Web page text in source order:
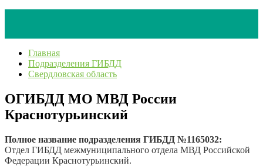
Главная
Подразделения ГИБДД
Свердловская область
ОГИБДД МО МВД России
Краснотурьинский
Полное название подразделения ГИБДД №1165032:
Отдел ГИБДД межмуниципального отдела МВД Российской
Федерации Краснотурьинский.